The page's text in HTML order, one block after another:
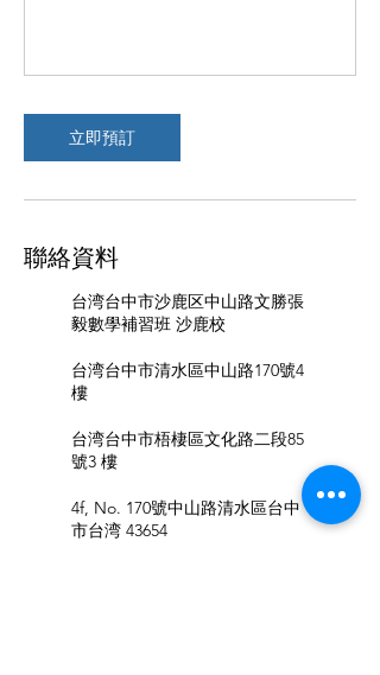
立即預訂
聯絡資料
台湾台中市沙鹿区中山路文勝張
毅數學補習班 沙鹿校
台湾台中市清水區中山路170號4
樓
台湾台中市梧棲區文化路二段85
號3 樓
4f, No. 170號中山路清水區台中
市台湾 43654